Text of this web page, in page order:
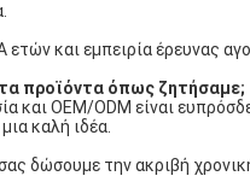
και εμπειρία έρευνας
προϊόντα όπως ζητήσαμε;
και OEM/ODM είναι
καλή ιδέα.
δώσουμε την ακριβή